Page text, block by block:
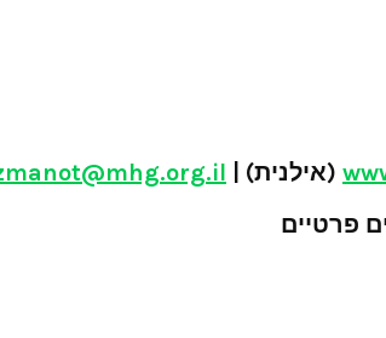
אילנית) |
פרטיים